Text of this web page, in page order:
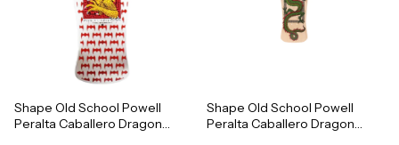
Shape Old School Powell
Peralta Caballero Dragon
Shape Old School Powell
Peralta Caballero Dragon